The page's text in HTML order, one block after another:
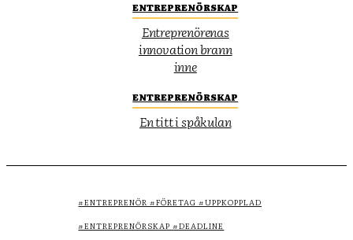
ENTREPRENÖRSKAP
Entreprenörenas
innovation brann
inne
ENTREPRENÖRSKAP
En titt i spåkulan
#ENTREPRENÖR #FÖRETAG #UPPKOPPLAD
#ENTREPRENÖRSKAP #DEADLINE